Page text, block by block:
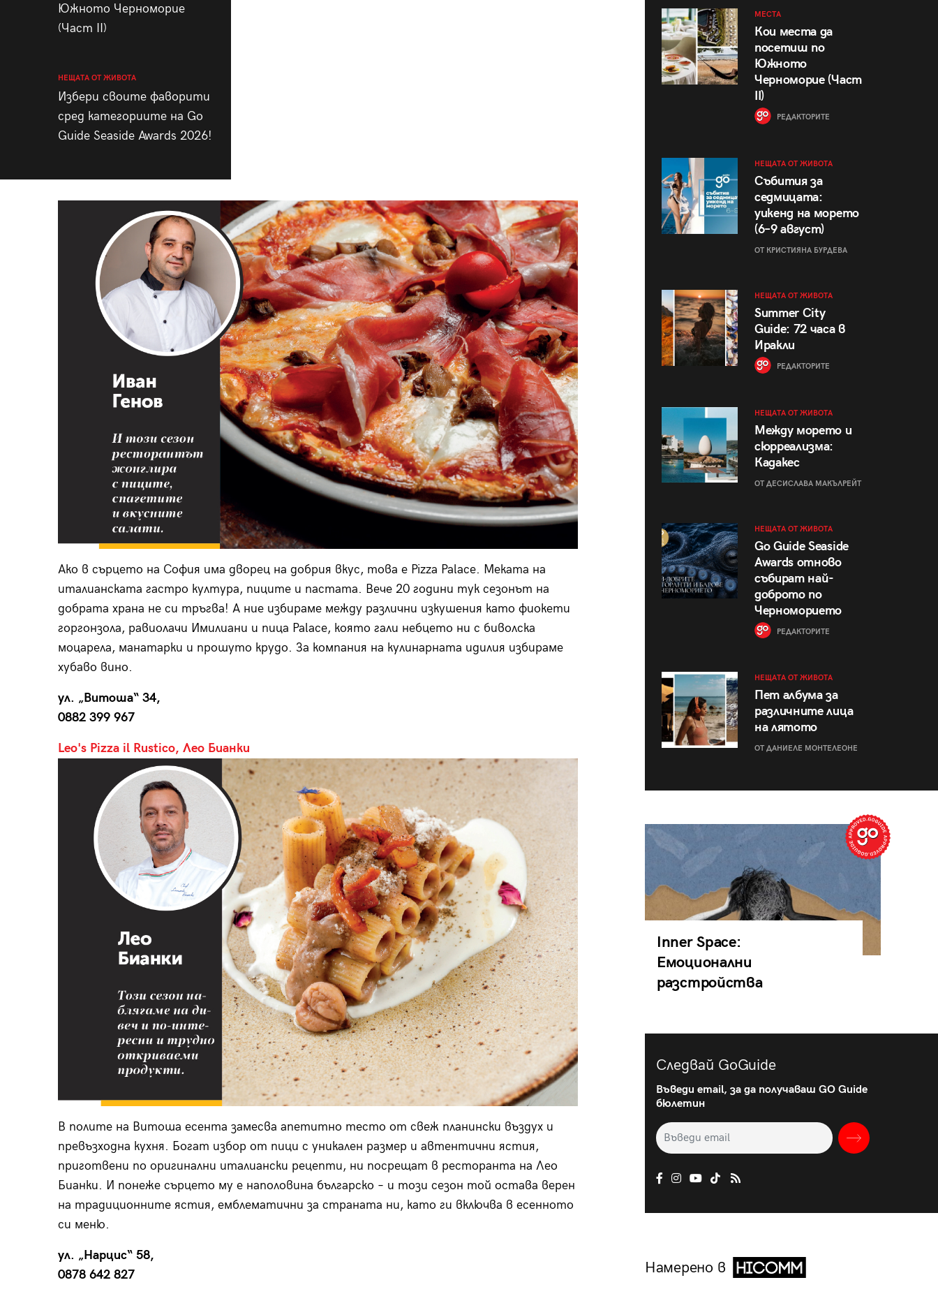
Южното Черноморие
(Част II)
НЕЩАТА ОТ ЖИВОТА
Избери своите фаворити
сред категориите на Go
Guide Seaside Awards 2026!
Ако в сърцето на София има дворец на добрия вкус, това е Pizza Palace. Меката на
италианската гастро култура, пиците и пастата. Вече 20 години тук сезонът на
добрата храна не си тръгва! А ние избираме между различни изкушения като фиокети
горгонзола, равиолачи Имилиани и пица Palace, която гали небцето ни с биволска
моцарела, манатарки и прошуто крудо. За компания на кулинарната идилия избираме
хубаво вино.
ул. „Витоша“ 34,
0882 399 967
Leo's Pizza il Rustico, Лео Бианки
В полите на Витоша есента замесва апетитно тесто от свеж планински въздух и
превъзходна кухня. Богат избор от пици с уникален размер и автентични ястия,
приготвени по оригинални италиански рецепти, ни посрещат в ресторанта на Лео
Бианки. И понеже сърцето му е наполовина българско – и този сезон той остава верен
на традиционните ястия, емблематични за страната ни, като ги включва в есенното
си меню.
ул. „Нарцис“ 58,
0878 642 827
МЕСТА
Кои места да
посетиш по
Южното
Черноморие (Част
II)
РЕДАКТОРИТЕ
НЕЩАТА ОТ ЖИВОТА
Събития за
седмицата:
уикенд на морето
(6–9 август)
ОТ КРИСТИЯНА БУРДЕВА
НЕЩАТА ОТ ЖИВОТА
Summer City
Guide: 72 часа в
Иракли
РЕДАКТОРИТЕ
НЕЩАТА ОТ ЖИВОТА
Между морето и
сюрреализма:
Кадакес
ОТ ДЕСИСЛАВА МАКЪЛРЕЙТ
НЕЩАТА ОТ ЖИВОТА
Go Guide Seaside
Awards отново
събират най-
доброто по
Черноморието
РЕДАКТОРИТЕ
НЕЩАТА ОТ ЖИВОТА
Пет албума за
различните лица
на лятото
ОТ ДАНИЕЛЕ МОНТЕЛЕОНЕ
Inner Space:
Емоционални
разстройства
Следвай GoGuide
Въведи email, за да получаваш GO Guide
бюлетин
Намерено в